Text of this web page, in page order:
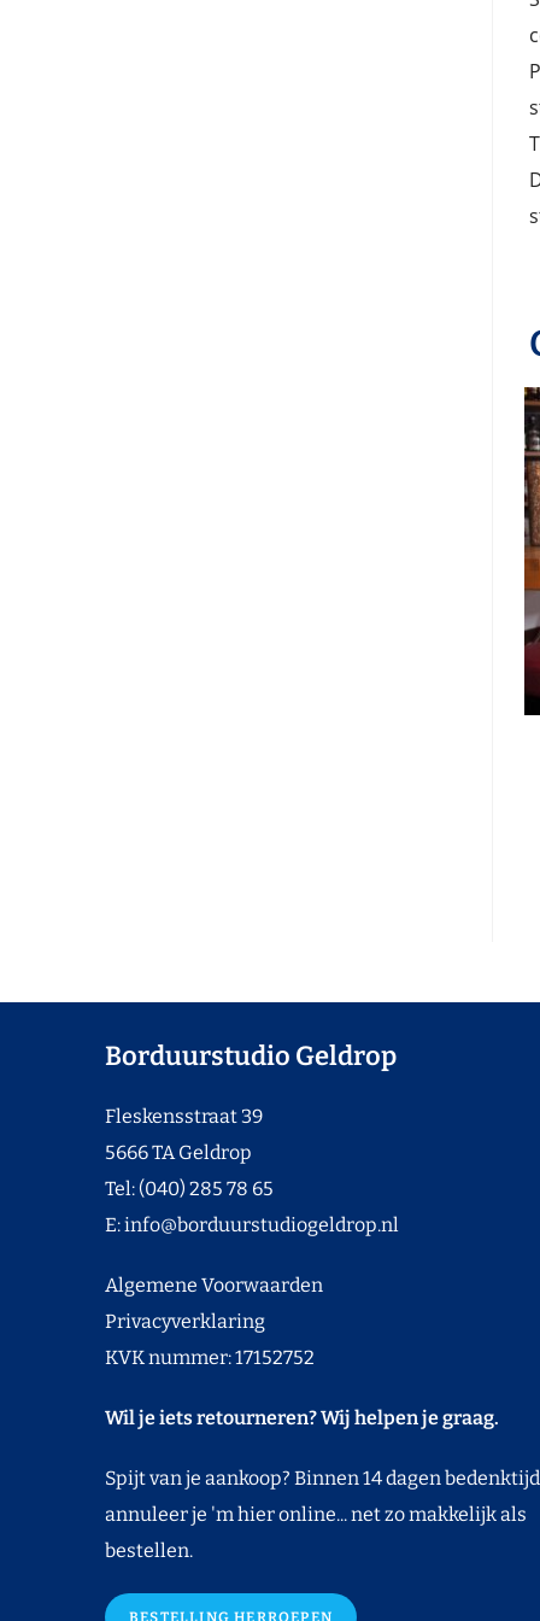
Borduurstudio Geldrop
Fleskensstraat 39
5666 TA Geldrop
Tel: (040) 285 78 65
E:info@borduurstudiogeldrop.nl
Algemene Voorwaarden
Privacyverklaring
KVK nummer: 17152752
Wil je iets retourneren? Wij helpen je graag.
Spijt van je aankoop? Binnen 14 dagen bedenktijd
annuleer je 'm hier online... net zo makkelijk als
bestellen.
BESTELLING HERROEPEN